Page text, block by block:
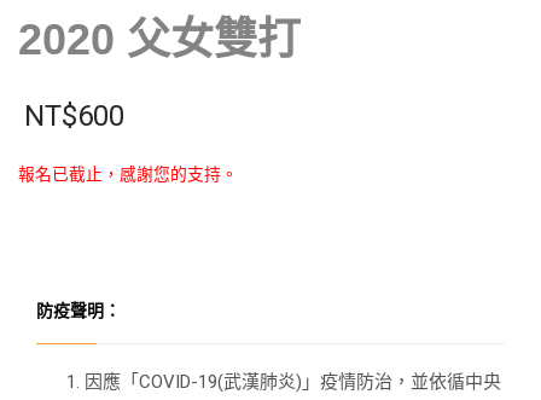
2020 父女雙打
NT$600
報名已截止，感謝您的支持。
防疫聲明：
因應「COVID-19(武漢肺炎)」疫情防治，並依循中央